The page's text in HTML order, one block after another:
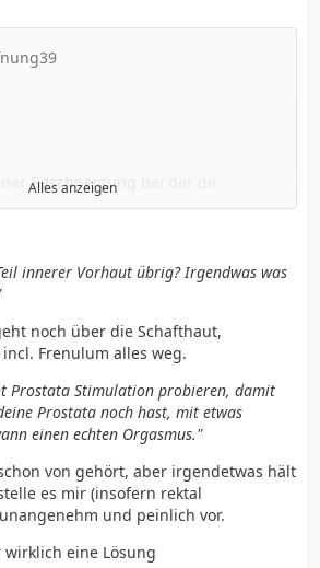
der Weg das Ziel geworden.
Beschneidung bei der dir
empfindsame entfernt wurde.
Teil innerer Vorhaut übrig?
Gefühle bringt?
Prostata Stimulation probieren,
du deine Prostata noch hast,
irgendwann einen echten
einfach wie normal, aber du merkst
Penis wenn es bei dir nicht klappt
Alles anzeigen
innerer Vorhaut übrig? Irgendwas was
noch über die Schafthaut,
Frenulum alles weg.
Prostata Stimulation probieren, damit
Prostata noch hast, mit etwas
einen echten Orgasmus."
von gehört, aber irgendetwas hält
es mir (insofern rektal
und peinlich vor.
eine Lösung